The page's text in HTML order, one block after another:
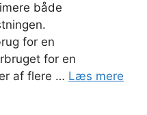
både
for en
for en
af flere … Læs mere